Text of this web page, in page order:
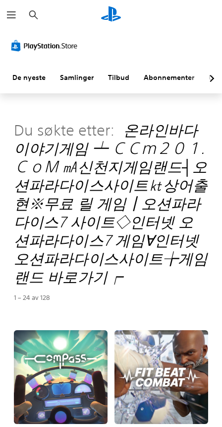
ø
k
De nyeste Samlinger Tilbud Abonnementer
Du søkte etter:
온라인바다
이야기게임 ┷ ＣＣｍ２０１.
ＣｏＭ ㎃신천지게임랜드┤오
션파라다이스사이트㏏상어출
현※무료 릴 게임┃오션파라
다이스7 사이트◇인터넷 오
션파라다이스7 게임∀인터넷
오션파라다이스사이트╆게임
랜드 바로가기┍
1 – 24 av 128